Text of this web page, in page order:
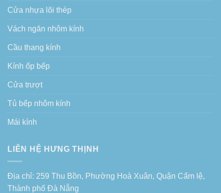
Cửa nhựa lõi thép
Vách ngăn nhôm kính
Cầu thang kính
Kính ốp bếp
Cửa trượt
Tủ bếp nhôm kính
Mái kính
LIÊN HỆ HƯNG THỊNH
Địa chỉ: 259 Thu Bồn, Phường Hoà Xuân, Quận Cẩm lệ,
Thành phố Đà Nẵng